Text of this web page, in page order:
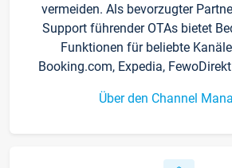
vermeiden. Als bevorzugter
Support führender OTAs bietet
Funktionen für beliebte
Booking.com, Expedia,
Über den Channel